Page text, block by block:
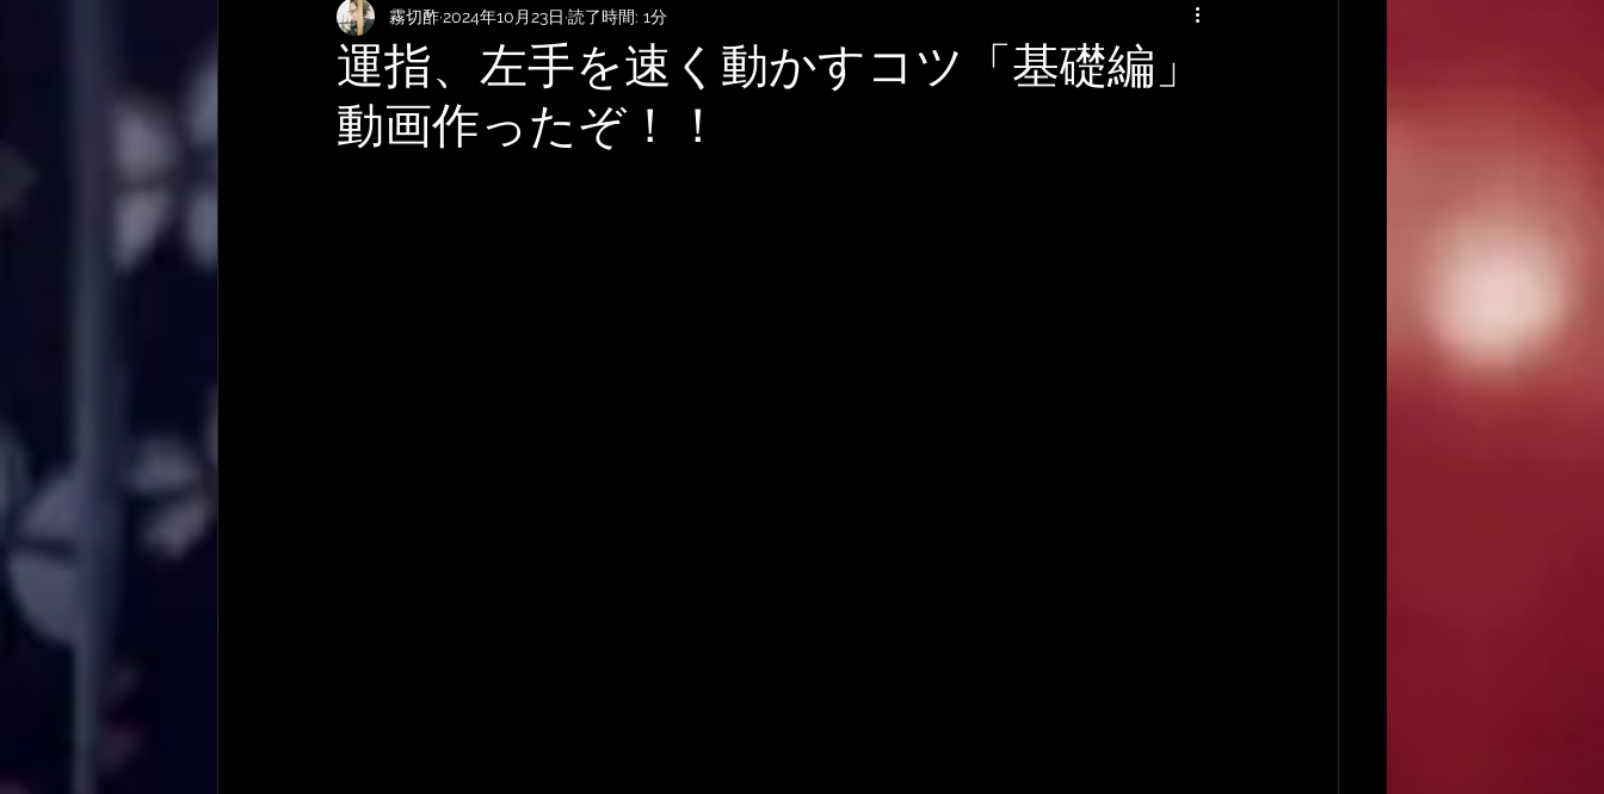
KEMPERおすすめRig・使い方 SubmitHub アーティストの逸話
やってみた・活動記録 音楽映画、MV考察
運指、左手を速く動かすコツ「基礎編」
動画作ったぞ！！
霧切酢2024年10月23日 読了時間: 1分